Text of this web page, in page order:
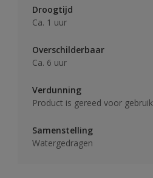
Droogtijd
Ca. 1 uur
Overschilderbaar
Ca. 6 uur
Verdunning
Product is gereed voor gebruik
Samenstelling
Watergedragen